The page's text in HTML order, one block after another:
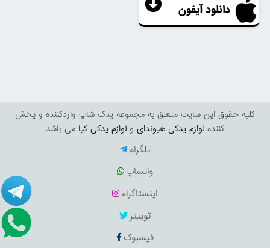
دانلود آیفون
کليه حقوق اين سايت متعلق به مجموعه یدک شاپ واردکننده و پخش
کننده لوازم یدکی هیوندای و لوازم یدکی کیا می باشد
تلگرام
واتساپ
اینستاگرام
توییتر
فیسبوک